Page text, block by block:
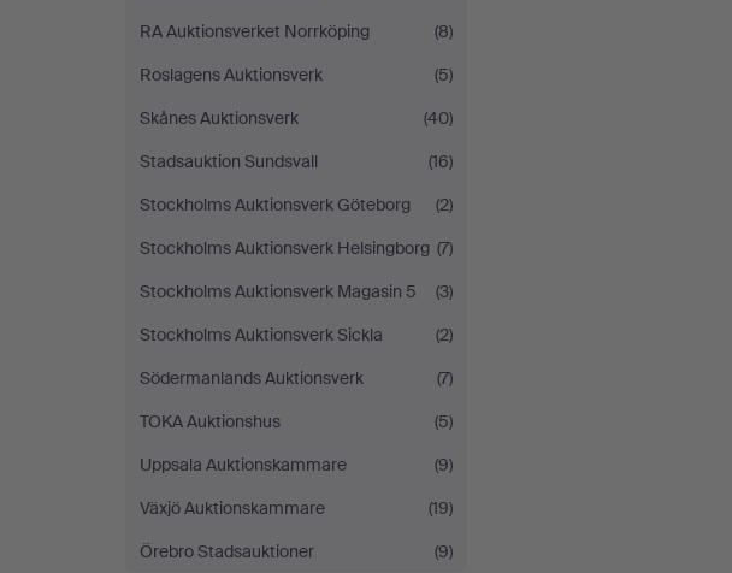
RA Auktionsverket Norrköping
(8)
Roslagens Auktionsverk
(5)
Skånes Auktionsverk
(40)
Stadsauktion Sundsvall
(16)
Stockholms Auktionsverk Göteborg
(2)
Stockholms Auktionsverk Helsingborg (7)
Stockholms Auktionsverk Magasin 5
(3)
Stockholms Auktionsverk Sickla
(2)
Södermanlands Auktionsverk
(7)
TOKA Auktionshus
(5)
Uppsala Auktionskammare
(9)
Växjö Auktionskammare
(19)
Örebro Stadsauktioner
(9)